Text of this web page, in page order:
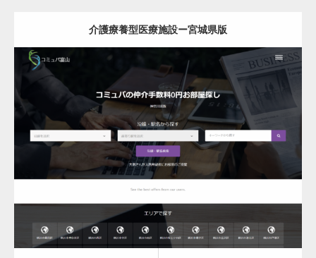
介護療養型医療施設ー宮城県版
更新日： 2023.03.09
介護療養型医療施設
詳細 検索サイト